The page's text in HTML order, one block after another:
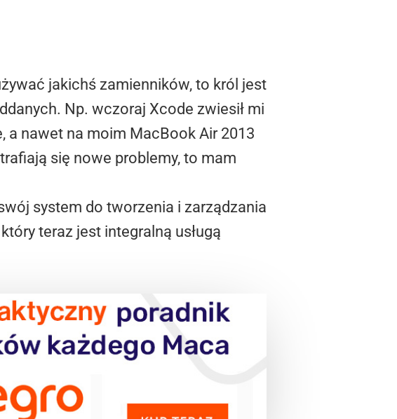
jakichś zamienników, to król jest
Np. wczoraj Xcode zwiesił mi
a nawet na moim MacBook Air 2013
się nowe problemy, to mam
system do tworzenia i zarządzania
który teraz jest integralną usługą